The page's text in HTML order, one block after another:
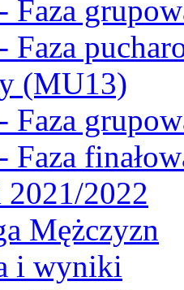
Faza
Faza
(MU13)
Faza
Faza
2022
Mężczyzn
i wyniki